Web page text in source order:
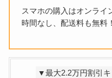
スマホの購入はオンライ
時間なし、配送料も無料！
▼最大2.2万円割引キ